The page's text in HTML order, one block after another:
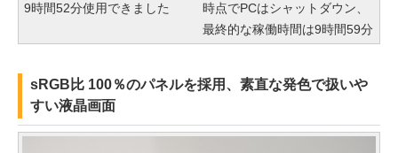
9時間52分使用できました
時点でPCはシャットダウン、
最終的な稼働時間は9時間59分
sRGB比 100％のパネルを採用、素直な発色で扱いや
すい液晶画面